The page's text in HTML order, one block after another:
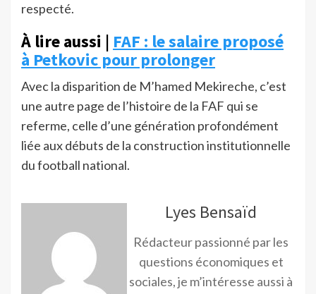
respecté.
À lire aussi | FAF : le salaire proposé
à Petkovic pour prolonger
Avec la disparition de M’hamed Mekireche, c’est
une autre page de l’histoire de la FAF qui se
referme, celle d’une génération profondément
liée aux débuts de la construction institutionnelle
du football national.
Lyes Bensaïd
Rédacteur passionné par les
questions économiques et
sociales, je m’intéresse aussi à